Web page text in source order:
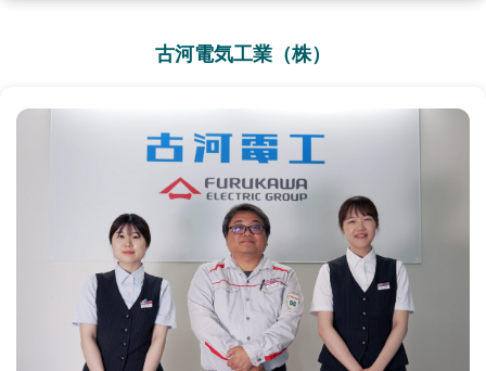
古河電気工業（株）